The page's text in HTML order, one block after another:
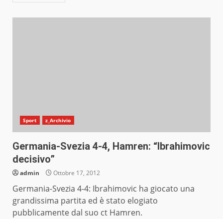
Sport z_Archivio
Germania-Svezia 4-4, Hamren: “Ibrahimovic
decisivo”
admin Ottobre 17, 2012
Germania-Svezia 4-4: Ibrahimovic ha giocato una
grandissima partita ed è stato elogiato
pubblicamente dal suo ct Hamren.